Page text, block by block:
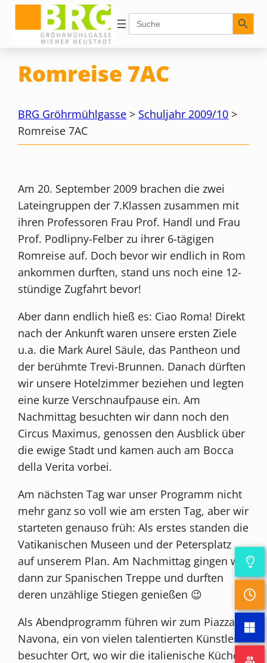
Inhalt
springen
Search
for:
Search Button
Romreise 7AC
BRG Gröhrmühlgasse > Schuljahr 2009/10 >
Romreise 7AC
Am 20. September 2009 brachen die zwei
Lateingruppen der 7.Klassen zusammen mit
ihren Professoren Frau Prof. Handl und Frau
Prof. Podlipny-Felber zu ihrer 6-tägigen
Romreise auf. Doch bevor wir endlich in Rom
ankommen durften, stand uns noch eine 12-
stündige Zugfahrt bevor!
Aber dann endlich hieß es: Ciao Roma! Direkt
nach der Ankunft waren unsere ersten Ziele
u.a. die Mark Aurel Säule, das Pantheon und
der berühmte Trevi-Brunnen. Danach dürften
wir unsere Hotelzimmer beziehen und legten
eine kurze Verschnaufpause ein. Am
Nachmittag besuchten wir dann noch den
Circus Maximus, genossen den Ausblick über
die ewige Stadt und kamen auch am Bocca
della Verita vorbei.
Am nächsten Tag war unser Programm nicht
mehr ganz so voll wie am ersten Tag, aber wir
starteten genauso früh: Als erstes standen die
Vatikanischen Museen und der Petersplatz
auf unserem Plan. Am Nachmittag gingen wir
dann zur Spanischen Treppe und durften
deren unzählige Stiegen genießen 😉
Als Abendprogramm führen wir zum Piazza
Navona, ein von vielen talentierten Künstlern
besuchter Ort, wo wir die italienische Küche